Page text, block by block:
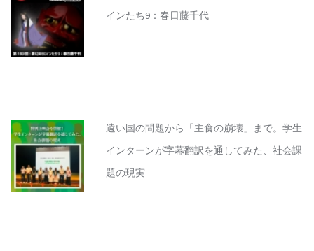
インたち9：春日藤千代
遠い国の問題から「主食の崩壊」まで。学生
インターンが字幕翻訳を通してみた、社会課
題の現実